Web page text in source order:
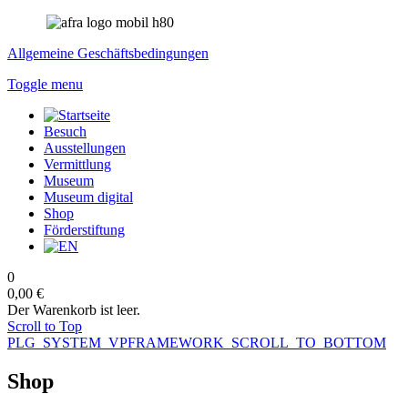
Allgemeine Geschäftsbedingungen
Toggle menu
Besuch
Ausstellungen
Vermittlung
Museum
Museum digital
Shop
Förderstiftung
0
0,00 €
Der Warenkorb ist leer.
Scroll to Top
PLG_SYSTEM_VPFRAMEWORK_SCROLL_TO_BOTTOM
Shop